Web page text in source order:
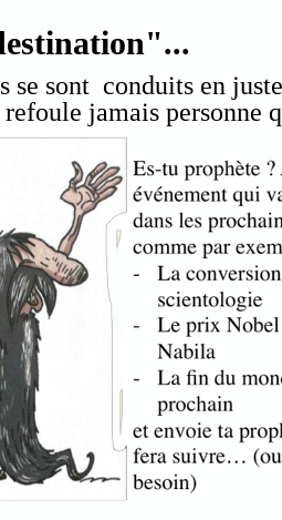
sont conduits en
jamais personne